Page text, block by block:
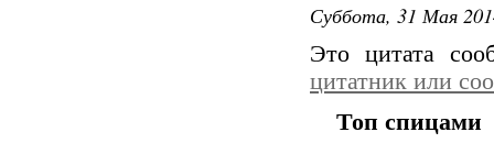
Суббота, 31 Мая
Это цитата
цитатник или
Топ спицами